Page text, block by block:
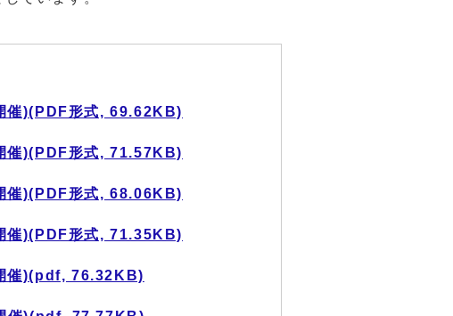
催)(PDF形式, 69.62KB)
催)(PDF形式, 71.57KB)
催)(PDF形式, 68.06KB)
催)(PDF形式, 71.35KB)
催)(pdf, 76.32KB)